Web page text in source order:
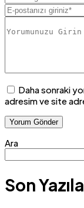
Daha sonraki
adresim ve site
Ara
Son